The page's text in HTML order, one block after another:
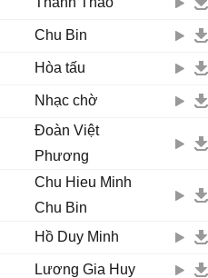
Chu Bin
Hòa tấu
Nhạc chờ
Đoàn Việt
Phương
Chu Hieu Minh
Chu Bin
Hồ Duy Minh
Lương Gia Huy